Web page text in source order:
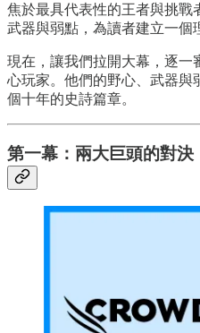
焦於最具代表性的王者與挑戰
武器與弱點，為讀者建立一個
現在，讓我們拉開大幕，逐一
心玩家。他們的野心、武器與
個十年的史詩篇章。
第一幕：兩大巨頭的對決